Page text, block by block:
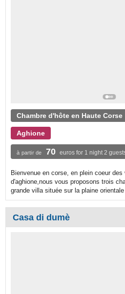
Chambre d'hôte en Haute Corse
Aghione
à partir de 70 euros for 1 night 2
Bienvenue en corse, en plein coeur
d'aghione,nous vous proposons trois
grande villa située sur la plaine
Casa di dumè